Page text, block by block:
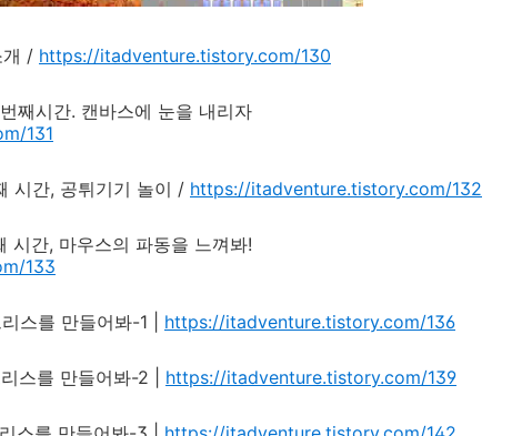
개 / https://itadventure.tistory.com/130
째시간. 캔바스에 눈을 내리자
131
시간, 공튀기기 놀이 / https://itadventure.tistory.com/132
시간, 마우스의 파동을 느껴봐!
133
스를 만들어봐-1 | https://itadventure.tistory.com/136
스를 만들어봐-2 | https://itadventure.tistory.com/139